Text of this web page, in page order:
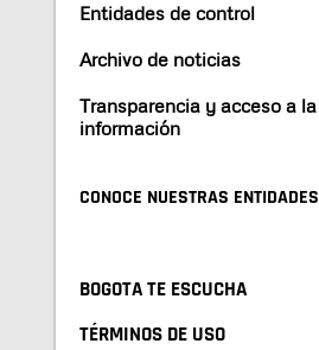
Entidades de control
Archivo de noticias
Transparencia y acceso a la
información
CONOCE NUESTRAS ENTIDADES
BOGOTA TE ESCUCHA
TÉRMINOS DE USO